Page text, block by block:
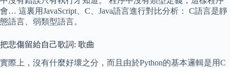
會… 這裏用JavaScript、C、Java語言進行對比分析： C語言是靜
態語言、弱類型語言。
把悲傷留給自己歌詞: 歌曲
實際上，沒有什麼好壞之分，而且由於Python的基本邏輯是用C